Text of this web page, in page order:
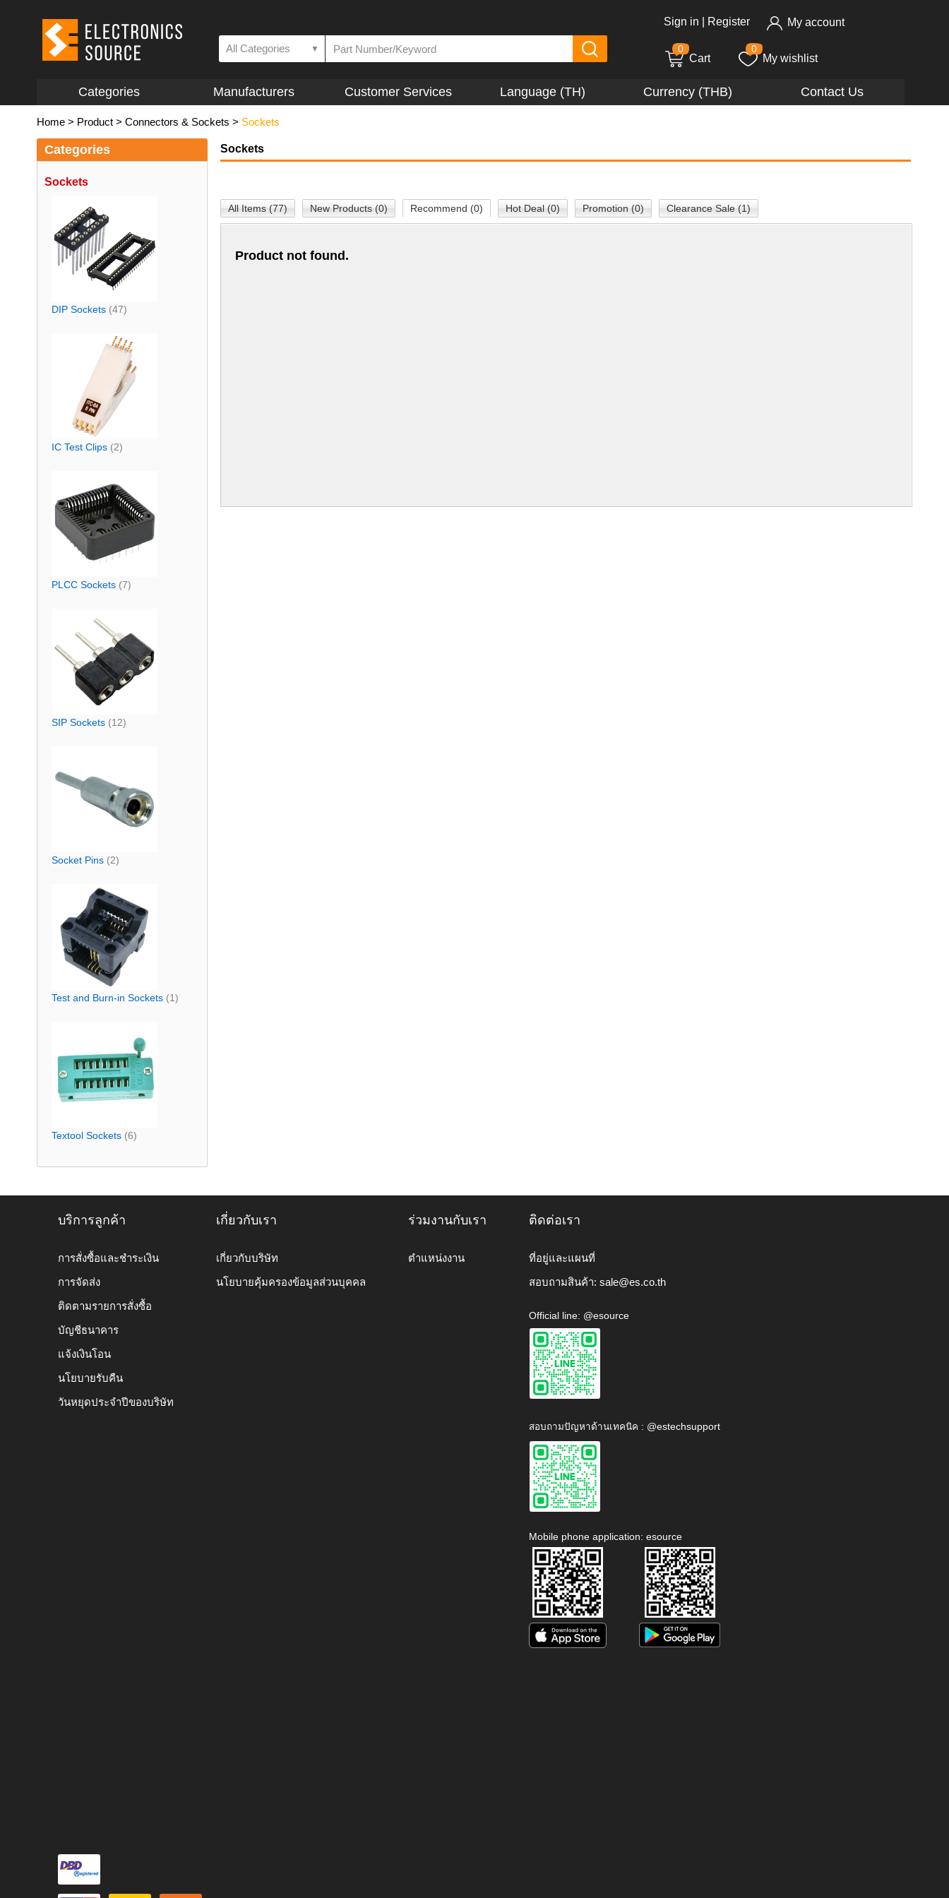
All Categories ▼
Sign in Register My account
0
Cart
0
My wishlist
Categories Manufacturers Customer Services Language (TH) Currency (THB) Contact Us
Home > Product > Connectors & Sockets > Sockets
Categories
Sockets
DIP Sockets (47)
IC Test Clips (2)
PLCC Sockets (7)
SIP Sockets (12)
Socket Pins (2)
Test and Burn-in Sockets (1)
Textool Sockets (6)
Sockets
All Items (77) New Products (0) Recommend (0) Hot Deal (0) Promotion (0) Clearance Sale (1)
Product not found.
บริการลูกค้า
การสั่งซื้อและชำระเงิน
การจัดส่ง
ติดตามรายการสั่งซื้อ
บัญชีธนาคาร
แจ้งเงินโอน
นโยบายรับคืน
วันหยุดประจำปีของบริษัท
เกี่ยวกับเรา
เกี่ยวกับบริษัท
นโยบายคุ้มครองข้อมูลส่วนบุคคล
ร่วมงานกับเรา
ตำแหน่งงาน
ติดต่อเรา
ที่อยู่และแผนที่
สอบถามสินค้า: sale@es.co.th
Official line: @esource
สอบถามปัญหาด้านเทคนิค : @estechsupport
Mobile phone application: esource